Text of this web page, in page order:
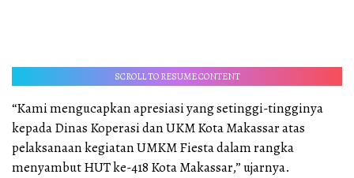
SCROLL TO RESUME CONTENT
“Kami mengucapkan apresiasi yang setinggi-tingginya
kepada Dinas Koperasi dan UKM Kota Makassar atas
pelaksanaan kegiatan UMKM Fiesta dalam rangka
menyambut HUT ke-418 Kota Makassar,” ujarnya.